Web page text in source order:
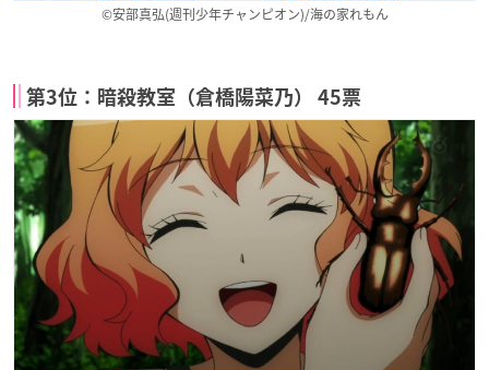
©安部真弘(週刊少年チャンピオン)/海の家れもん
第3位：暗殺教室（倉橋陽菜乃） 45票